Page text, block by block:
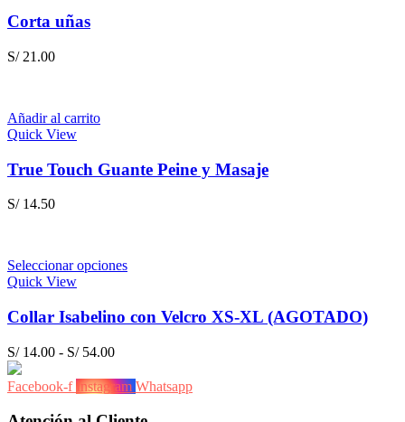
Corta uñas
S/21.00
Añadir al carrito
Quick View
True Touch Guante Peine y Masaje
S/14.50
Seleccionar opciones
Quick View
Collar Isabelino con Velcro XS-XL (AGOTADO)
S/14.00 - S/54.00Rango
precios:
S/ 14.00
Facebook-f Instagram Whatsapp